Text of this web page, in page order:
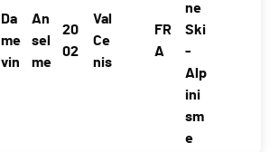
Da
me
vin
An
sel
me
20
02
Val
Ce
nis
FR
A
ne
Ski
-
Alp
ini
sm
e